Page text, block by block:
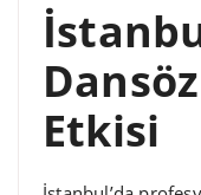
Etkisi